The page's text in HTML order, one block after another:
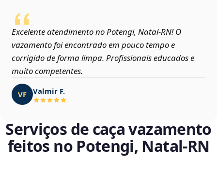
Excelente atendimento no Potengi, Natal‑RN! O
vazamento foi encontrado em pouco tempo e
corrigido de forma limpa. Profissionais educados e
muito competentes.
VF Valmir F.
Serviços de caça vazamento
feitos no Potengi, Natal‑RN